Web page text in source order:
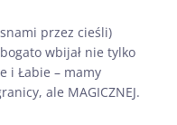
przez cieśli)
wbijał nie tylko
i Łabie – mamy
ale MAGICZNEJ.